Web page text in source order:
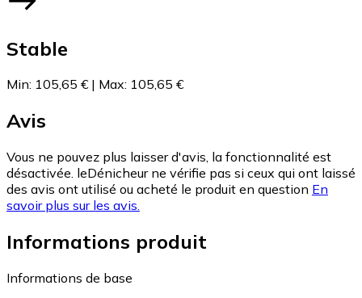
Stable
Min: 105,65 € | Max: 105,65 €
Avis
Vous ne pouvez plus laisser d'avis, la fonctionnalité est
désactivée. leDénicheur ne vérifie pas si ceux qui ont laissé
des avis ont utilisé ou acheté le produit en question En
savoir plus sur les avis.
Informations produit
Informations de base